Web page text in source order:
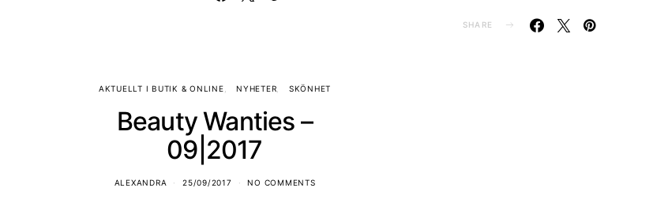
SHARE
AKTUELLT I BUTIK & ONLINE NYHETER SKÖNHET
Beauty Wanties –
09|2017
ALEXANDRA 25/09/2017 NO COMMENTS